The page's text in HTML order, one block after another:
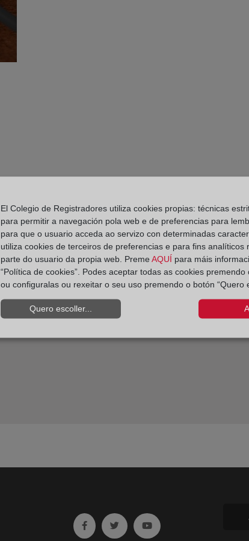
PARTE II.
EN
Ir a facebook (abre en ventana nueva)
Ir a twitter (abre en ventana
Ir a YouTube (abre en
El Colegio de Registradores utiliza cookies propias: técnicas
para permitir a navegación pola web e de preferencias para
para que o usuario acceda ao servizo con determinadas
utiliza cookies de terceiros de preferencias e para fins analíticos
parte do usuario da propia web. Preme AQUÍ para máis
“Política de cookies”. Podes aceptar todas as cookies premendo
ou configuralas ou rexeitar o seu uso premendo o botón “Quero
Quero escoller...